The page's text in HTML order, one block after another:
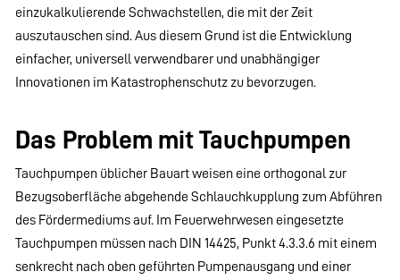
einzukalkulierende Schwachstellen, die mit der Zeit
auszutauschen sind. Aus diesem Grund ist die Entwicklung
einfacher, universell verwendbarer und unabhängiger
Innovationen im Katastrophenschutz zu bevorzugen.
Das Problem mit Tauchpumpen
Tauchpumpen üblicher Bauart weisen eine orthogonal zur
Bezugsoberfläche abgehende Schlauchkupplung zum Abführen
des Fördermediums auf. Im Feuerwehrwesen eingesetzte
Tauchpumpen müssen nach DIN 14425, Punkt 4.3.3.6 mit einem
senkrecht nach oben geführten Pumpenausgang und einer